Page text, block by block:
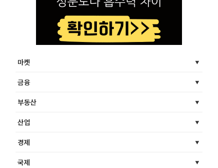
마켓
금융
부동산
산업
경제
국제